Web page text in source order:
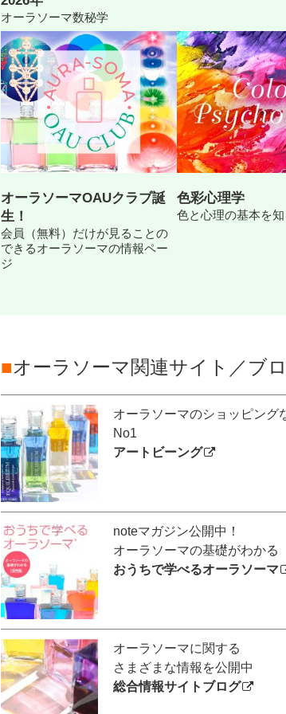
オーラソーマ数秘学
オーラソーマOAUクラブ誕
生！
会員（無料）だけが見ることの
できるオーラソーマの情報ペー
ジ
色彩心理学
色と心理の基本を知
■オーラソーマ関連サイト／ブ
オーラソーマのショッピング
No1
アートビーング
noteマガジン公開中！
オーラソーマの基礎がわかる
おうちで学べるオーラソーマ
オーラソーマに関する
さまざまな情報を公開中
総合情報サイトブログ